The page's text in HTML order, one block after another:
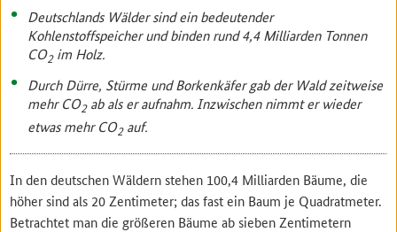
Deutschlands Wälder sind ein bedeutender
Kohlenstoffspeicher und binden rund 4,4 Milliarden Tonnen
CO2im Holz.
Durch Dürre, Stürme und Borkenkäfer gab der Wald zeitweise
mehr CO2ab als er aufnahm. Inzwischen nimmt er wieder
etwas mehr CO2auf.
In den deutschen Wäldern stehen 100,4 Milliarden Bäume, die
höher sind als 20 Zentimeter; das fast ein Baum je Quadratmeter.
Betrachtet man die größeren Bäume ab sieben Zentimetern